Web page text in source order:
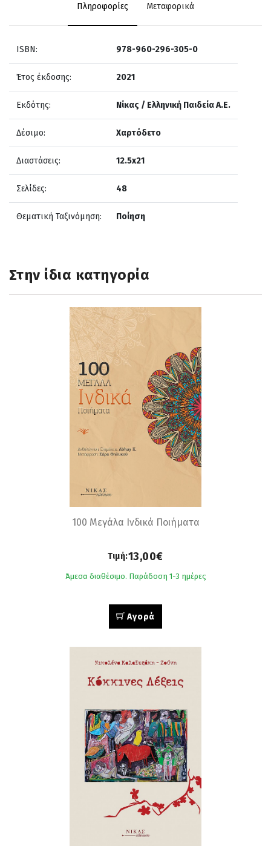
Πληροφορίες Μεταφορικά
ISBN: 978-960-296-305-0
Έτος έκδοσης: 2021
Εκδότης: Νίκας / Ελληνική Παιδεία Α.Ε.
Δέσιμο: Χαρτόδετο
Διαστάσεις: 12.5x21
Σελίδες: 48
Θεματική Ταξινόμηση: Ποίηση
Στην ίδια κατηγορία
100 Μεγάλα Ινδικά Ποιήματα
Τιμή:13,00€
Άμεσα διαθέσιμο. Παράδοση 1-3 ημέρες
Αγορά